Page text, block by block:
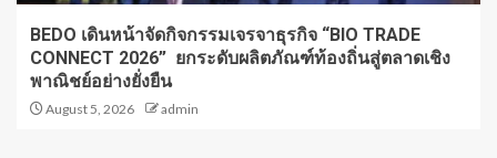
BEDO เดินหน้าจัดกิจกรรมเจรจาธุรกิจ “BIO TRADE
CONNECT 2026” ยกระดับผลิตภัณฑ์ท้องถิ่นสู่ตลาดเชิง
พาณิชย์อย่างยั่งยืน
August 5, 2026 admin